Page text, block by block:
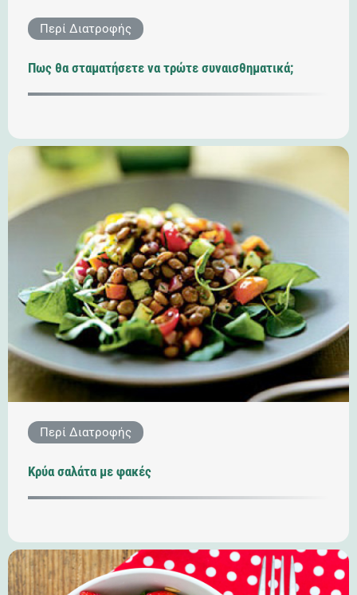
Περί Διατροφής
Πως θα σταματήσετε να τρώτε συναισθηματικά;
Περί Διατροφής
Κρύα σαλάτα με φακές